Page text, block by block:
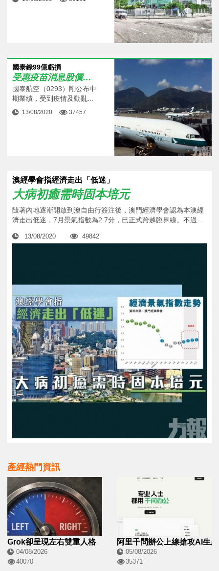
國泰錄99億虧損
受惠疫苗消息股價不跌反升
國泰航空（0293）剛公布中
期業績，受到疫情及動亂...
13/08/2020 37457
澳經學會指經濟走出「低迷」
大病初癒需時固本培元
隨著內地逐漸開放到澳自由行簽注後，澳門經濟學會認為本澳經
濟走出低迷，7月景氣指數為2.7分，已正式跨越臨界線。不過...
13/08/2020 49842
產經熱門資訊
Grok卻呈現左右雙重人格
04/08/2026
40070
阿里千問辦公上線搶攻AI生
05/08/2026
35371